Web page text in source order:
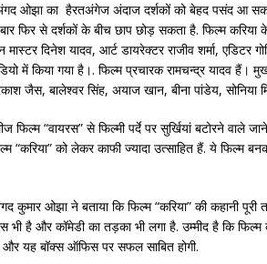
ओझा का हैरतअंगेज अंदाज दर्शकों को बेहद पसंद आ
फिर से दर्शकों के बीच छाप छोड़ सकता है. फिल्म करिया
दिनेश यादव, आर्ट डायरेक्टर राजीव शर्मा, एडिटर
में किया गया है।. फिल्म प्रचारक रामचन्द्र यादव हैं।
जैस, बालेश्वर सिंह, अयाज खान, बीना पांडेय, सोनिया
फिल्म “वायरस” से फिल्मी पर्दे पर सुर्खियां बटोरने वाले
को लेकर काफी ज्यादा उत्साहित हैं. ये फिल्म
कुमार ओझा ने बताया कि फिल्म “करिया” की कहानी पूरी
भी है और कॉमेडी का तड़का भी लगा है. उम्मीद है कि
और यह बॉक्स ऑफिस पर सफल साबित होगी.